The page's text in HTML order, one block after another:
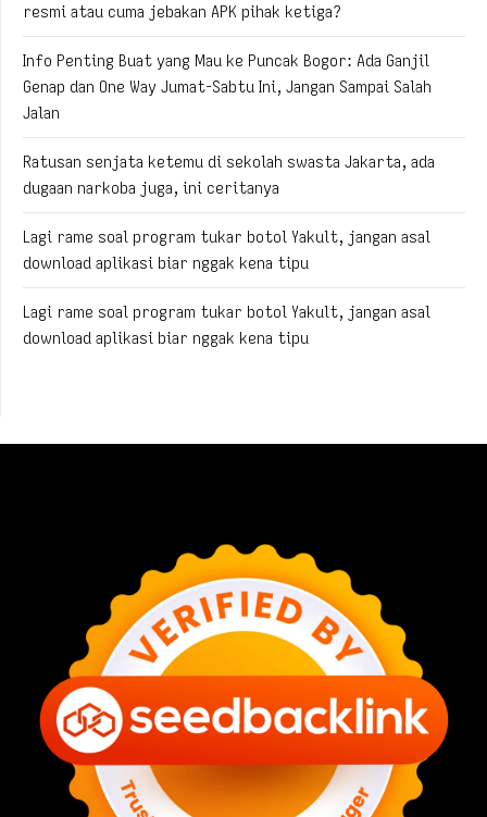
resmi atau cuma jebakan APK pihak ketiga?
Info Penting Buat yang Mau ke Puncak Bogor: Ada Ganjil
Genap dan One Way Jumat-Sabtu Ini, Jangan Sampai Salah
Jalan
Ratusan senjata ketemu di sekolah swasta Jakarta, ada
dugaan narkoba juga, ini ceritanya
Lagi rame soal program tukar botol Yakult, jangan asal
download aplikasi biar nggak kena tipu
Lagi rame soal program tukar botol Yakult, jangan asal
download aplikasi biar nggak kena tipu